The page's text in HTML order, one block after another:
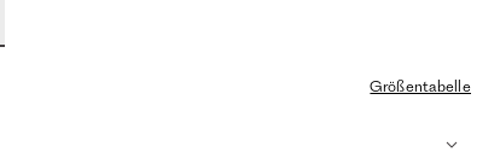
Größentabelle